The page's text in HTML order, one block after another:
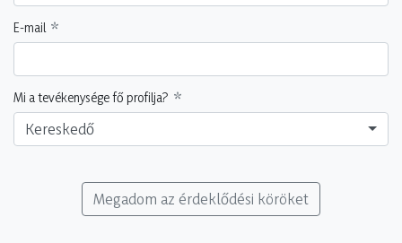
E-mail
Mi a tevékenysége fő profilja?
Kereskedő
Megadom az érdeklődési köröket